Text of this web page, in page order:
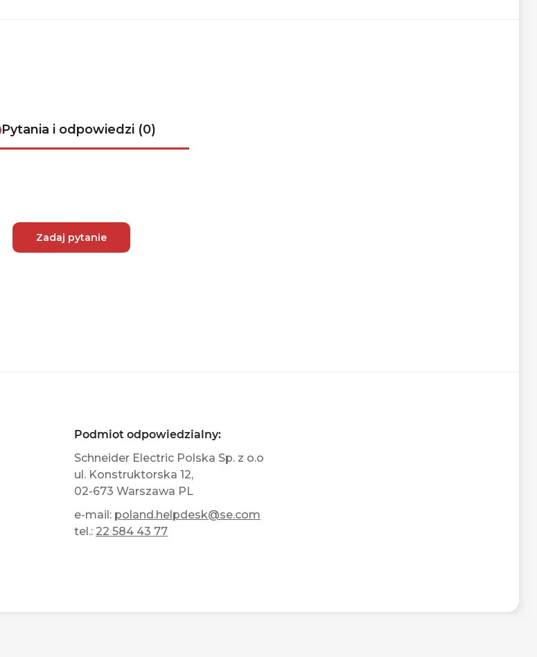
Pytania i odpowiedzi (0)
Zadaj pytanie
Podmiot odpowiedzialny:
Schneider Electric Polska Sp. z o.o
ul. Konstruktorska 12,
02-673 Warszawa PL
e-mail: poland.helpdesk@se.com
tel.: 22 584 43 77